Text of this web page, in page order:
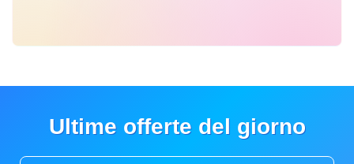
Ultime offerte del giorno